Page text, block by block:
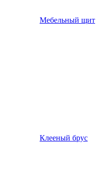
Мебельный щит
Клееный брус